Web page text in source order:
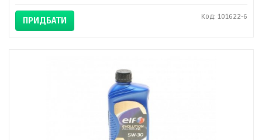
ПРИДБАТИ Код: 101622-6